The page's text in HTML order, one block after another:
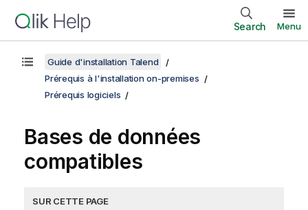
Search Menu
Guide d'installation Talend
Prérequis à l'installation on-premises
Prérequis logiciels
Bases de données
compatibles
SUR CETTE PAGE